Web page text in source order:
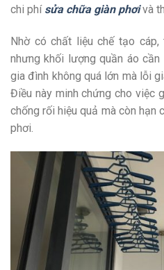
chi phí sửa chữa giàn phơivà
Nhờ có chất liệu chế tạo
nhưng khối lượng quần áo
gia đình không quá lớn mà lỗi
Điều này minh chứng cho việc
chống rối hiệu quả mà còn
phơi.